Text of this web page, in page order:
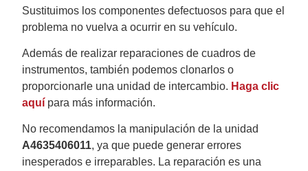
Sustituimos los componentes defectuosos para que el
problema no vuelva a ocurrir en su vehículo.
Además de realizar reparaciones de cuadros de
instrumentos, también podemos clonarlos o
proporcionarle una unidad de intercambio. Haga clic
aquí para más información.
No recomendamos la manipulación de la unidad
A4635406011, ya que puede generar errores
inesperados e irreparables. La reparación es una